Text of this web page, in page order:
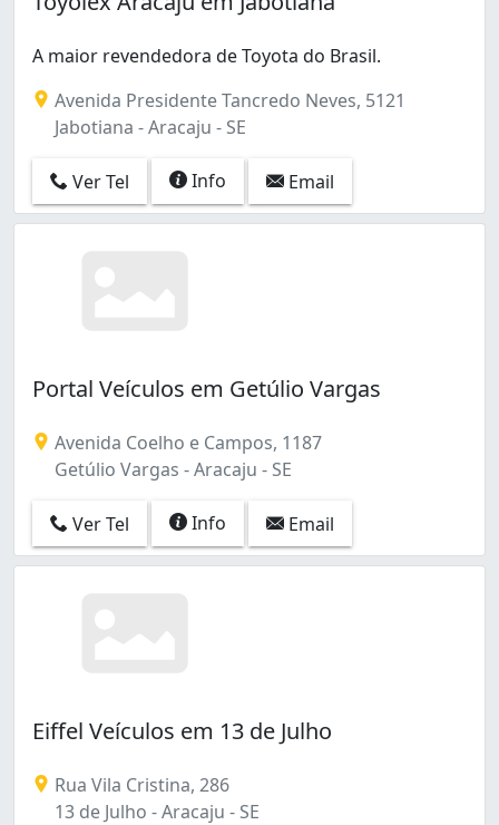
Jardins (16)
Novo Paraíso (2)
Olaria (1)
Pereira Lobo (2)
Santo Antônio (49)
Siqueira Campos (3)
Suíssa (1)
Suíça (1)
A maior revendedora de Toyota do Brasil.
Avenida Presidente Tancredo Neves, 5121
Jabotiana - Aracaju - SE
Ver Tel Info Email
Portal Veículos em Getúlio Vargas
Avenida Coelho e Campos, 1187
Getúlio Vargas - Aracaju - SE
Ver Tel Info Email
Eiffel Veículos em 13 de Julho
Rua Vila Cristina, 286
13 de Julho - Aracaju - SE